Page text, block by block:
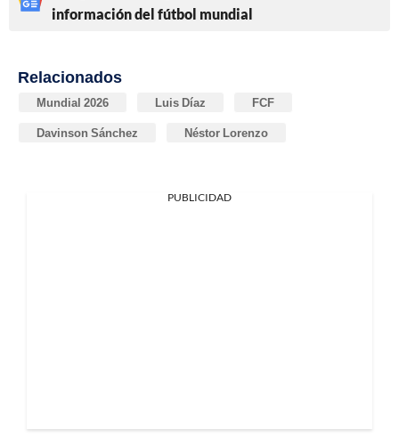
información del fútbol mundial
Relacionados
Mundial 2026 Luis Díaz FCF
Davinson Sánchez Néstor Lorenzo
PUBLICIDAD